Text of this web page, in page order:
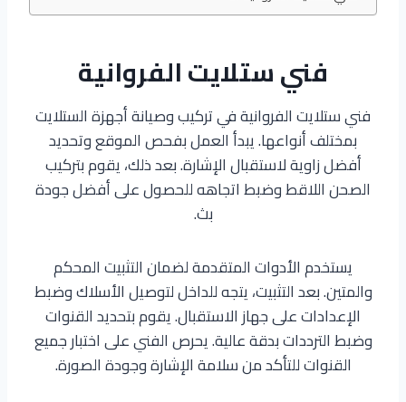
فني ستلايت الفروانية
فني ستلايت الفروانية في تركيب وصيانة أجهزة الستلايت
بمختلف أنواعها. يبدأ العمل بفحص الموقع وتحديد
أفضل زاوية لاستقبال الإشارة. بعد ذلك، يقوم بتركيب
الصحن اللاقط وضبط اتجاهه للحصول على أفضل جودة
بث.
يستخدم الأدوات المتقدمة لضمان التثبيت المحكم
والمتين. بعد التثبيت، يتجه للداخل لتوصيل الأسلاك وضبط
الإعدادات على جهاز الاستقبال. يقوم بتحديد القنوات
وضبط الترددات بدقة عالية. يحرص الفني على اختبار جميع
القنوات للتأكد من سلامة الإشارة وجودة الصورة.